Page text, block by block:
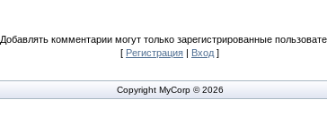
Добавлять комментарии могут только зарегистрированные
[ Регистрация | Вход ]
Copyright MyCorp © 2026